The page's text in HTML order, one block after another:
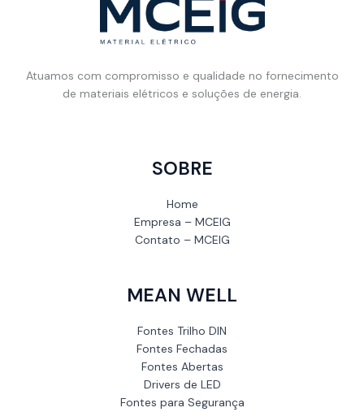
Atuamos com compromisso e qualidade no fornecimento
de materiais elétricos e soluções de energia.
SOBRE
Home
Empresa – MCEIG
Contato – MCEIG
MEAN WELL
Fontes Trilho DIN
Fontes Fechadas
Fontes Abertas
Drivers de LED
Fontes para Segurança